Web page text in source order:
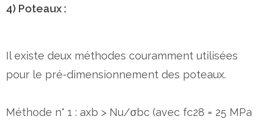
4) Poteaux :
Il existe deux méthodes couramment utilisées
pour le pré-dimensionnement des poteaux.
Méthode n° 1 : axb > Nu/σbc (avec fc28 = 25 MPa